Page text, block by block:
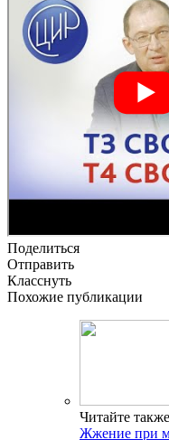
Поделиться
Отправить
Класснуть
Похожие публикации
Читайте
Жжение при